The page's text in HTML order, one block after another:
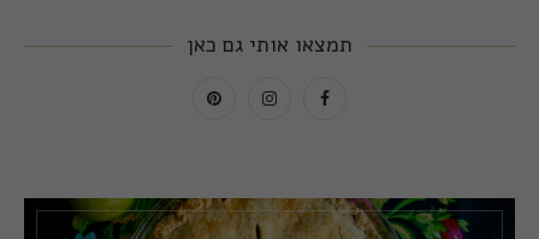
תמצאו אותי גם כאן